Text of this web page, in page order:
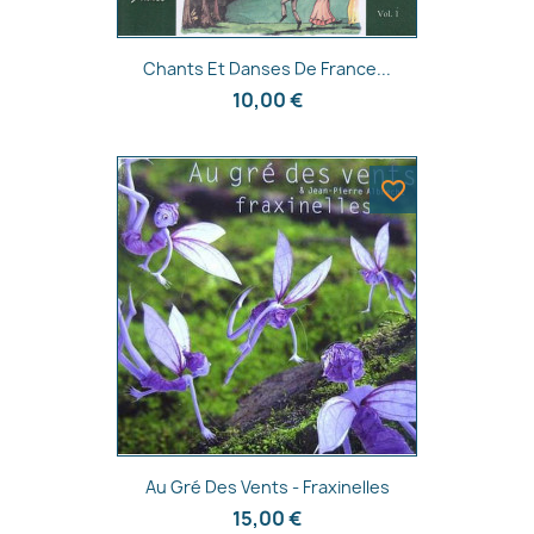
Aperçu rapide
Chants Et Danses De France...
10,00 €
Aperçu rapide
Au Gré Des Vents - Fraxinelles
15,00 €
favorite_border
Créer une liste d'envies